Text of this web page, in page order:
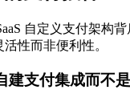
自定义支付架构
性而非便利性。
建支付集成而不